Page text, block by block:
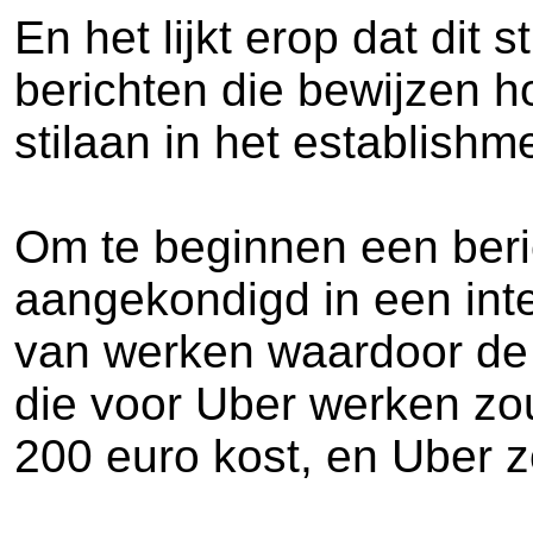
En het lijkt erop dat dit
berichten die bewijzen
stilaan in het
Om te beginnen een
aangekondigd in een
van werken waardoor
die voor Uber werken
200 euro kost, en Uber